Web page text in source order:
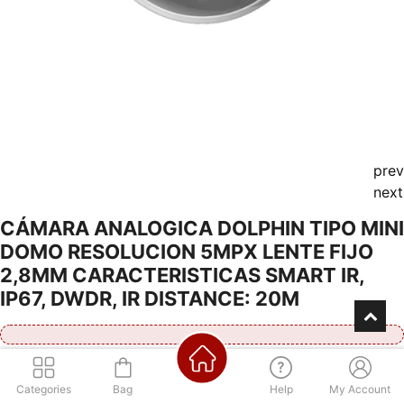
prev
next
CÁMARA ANALOGICA DOLPHIN TIPO MINI
DOMO RESOLUCION 5MPX LENTE FIJO
2,8MM CARACTERISTICAS SMART IR,
IP67, DWDR, IR DISTANCE: 20M
Consultá por nuestra financiación
Categories Bag Help My Account